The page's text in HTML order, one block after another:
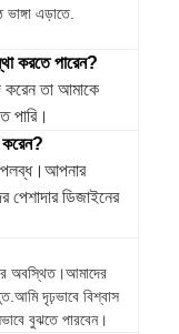
ভাঙ্গা এড়াতে.
করতে পারেন?
করেন তা আমাকে
পারি।
পেশাদার ডিজাইনের
অবস্থিত।আমাদের
দৃঢ়ভাবে বিশ্বাস
বুঝতে পারবেন।